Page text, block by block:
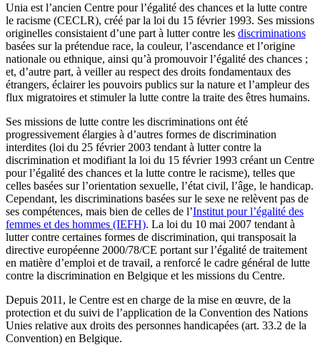
Unia est l’ancien Centre pour l’égalité des chances et la lutte contre
le racisme (CECLR), créé par la loi du 15 février 1993. Ses missions
originelles consistaient d’une part à lutter contre les discriminations
basées sur la prétendue race, la couleur, l’ascendance et l’origine
nationale ou ethnique, ainsi qu’à promouvoir l’égalité des chances ;
et, d’autre part, à veiller au respect des droits fondamentaux des
étrangers, éclairer les pouvoirs publics sur la nature et l’ampleur des
flux migratoires et stimuler la lutte contre la traite des êtres humains.
Ses missions de lutte contre les discriminations ont été
progressivement élargies à d’autres formes de discrimination
interdites (loi du 25 février 2003 tendant à lutter contre la
discrimination et modifiant la loi du 15 février 1993 créant un Centre
pour l’égalité des chances et la lutte contre le racisme), telles que
celles basées sur l’orientation sexuelle, l’état civil, l’âge, le handicap.
Cependant, les discriminations basées sur le sexe ne relèvent pas de
ses compétences, mais bien de celles de l’Institut pour l’égalité des
femmes et des hommes (IEFH). La loi du 10 mai 2007 tendant à
lutter contre certaines formes de discrimination, qui transposait la
directive européenne 2000/78/CE portant sur l’égalité de traitement
en matière d’emploi et de travail, a renforcé le cadre général de lutte
contre la discrimination en Belgique et les missions du Centre.
Depuis 2011, le Centre est en charge de la mise en œuvre, de la
protection et du suivi de l’application de la Convention des Nations
Unies relative aux droits des personnes handicapées (art. 33.2 de la
Convention) en Belgique.